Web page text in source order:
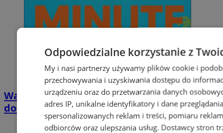
Wakacyjny wypoczynek nad Bałtykiem w
domkach Szmaragdowe Morze
Odpowiedzialne korzystanie z
My i nasi partnerzy używamy plików cookie i
przechowywania i uzyskiwania dostępu do
urządzeniu oraz do przetwarzania danych
adres IP, unikalne identyfikatory i dane
spersonalizowanych reklam i treści, pomiaru
odbiorców oraz ulepszania usług. Dostawcy stron